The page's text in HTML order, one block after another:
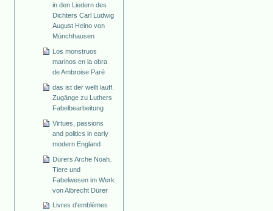
in den Liedern des
Dichters Carl Ludwig
August Heino von
Münchhausen
Los monstruos
marinos en la obra
de Ambroise Paré
das ist der wellt lauff.
Zugänge zu Luthers
Fabelbearbeitung
Virtues, passions
and politics in early
modern England
Dürers Arche Noah.
Tiere und
Fabelwesen im Werk
von Albrecht Dürer
Livres d'emblèmes